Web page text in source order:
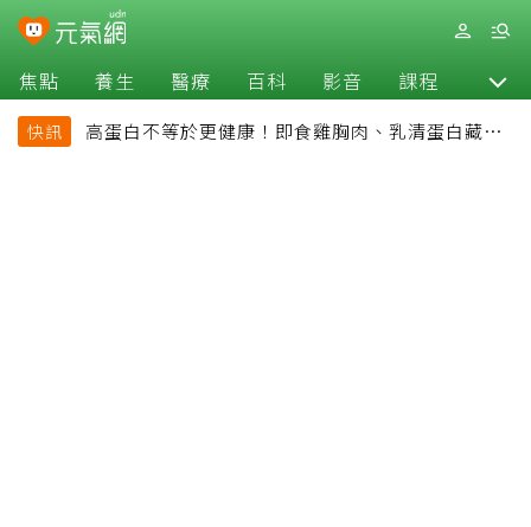
焦點 養生 醫療 百科 影音 課程 退休
快訊
高蛋白不等於更健康！即食雞胸肉、乳清蛋白藏陷